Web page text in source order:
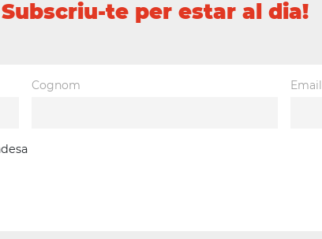
Subscriu-te per estar al dia!
Cognom Email